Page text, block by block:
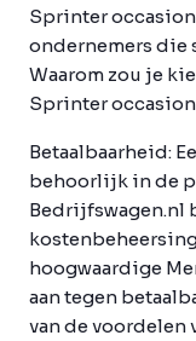
Sprinter
ondernemers die
Waarom zou je
Sprinter
Betaalbaarheid:
behoorlijk in de
Bedrijfswagen.nl
hoogwaardige
aan tegen
van de voordelen